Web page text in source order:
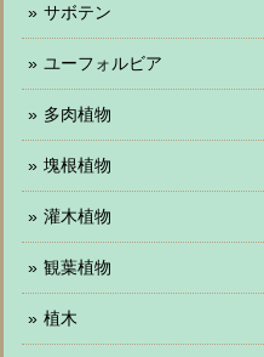
サボテン
ユーフォルビア
多肉植物
塊根植物
灌木植物
観葉植物
植木